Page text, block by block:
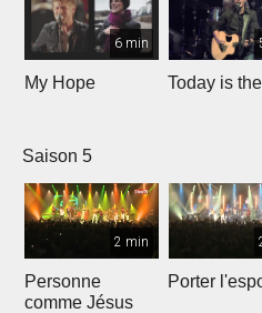
6 min
My Hope Today is
Saison 5
2 min
Personne
comme Jésus
Porter